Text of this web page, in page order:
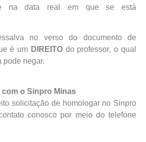
na data real em que se está
no verso do documento de
é um DIREITOdo professor, o qual
pode negar.
com o Sinpro Minas
solicitação de homologar no Sinpro
conosco por meio do telefone